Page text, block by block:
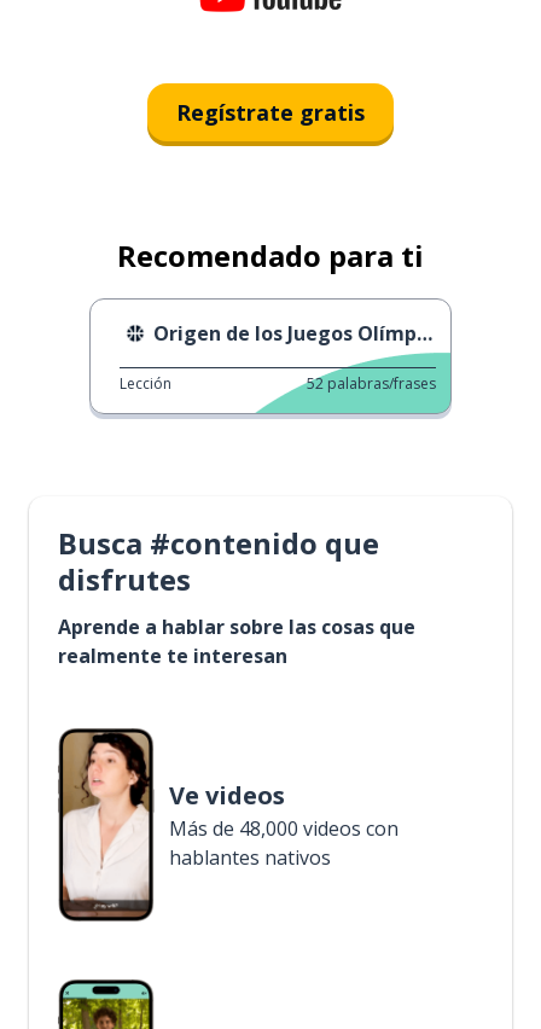
Regístrate gratis
Recomendado para ti
Origen de los Juegos Olímpicos
Lección 52 palabras/frases
Busca #contenido que
disfrutes
Aprende a hablar sobre las cosas que
realmente te interesan
Ve videos
Más de 48,000 videos con
hablantes nativos